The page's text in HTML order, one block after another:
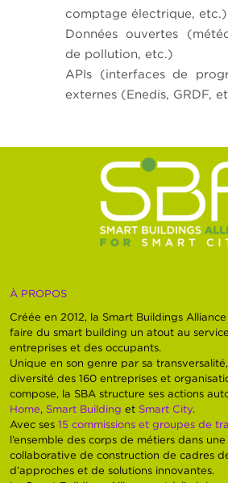
comptage électrique, etc.)
Données ouvertes
de pollution, etc.)
APIs (interfaces de
externes (Enedis, GRDF,
À PROPOS
Créée en 2012, la Smart Buildings
faire du smart building un atout au
entreprises et des occupants.
Unique en son genre par sa
diversité des 160 entreprises et
compose, la SBA structure ses actions
Home, Smart Building et Smart City.
Avec ses15 commissions et groupes de
l’ensemble des corps de métiers dans
collaborative de construction de cadres
d’approches et de solutions innovantes.